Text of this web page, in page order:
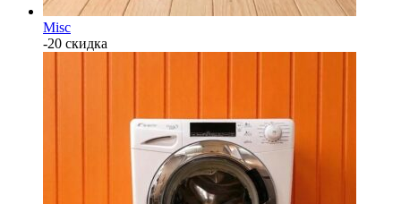
Misc
-20 скидка